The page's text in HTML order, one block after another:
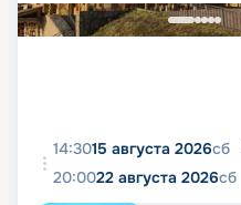
14:3015 августа 2026сб
20:0022 августа 2026сб